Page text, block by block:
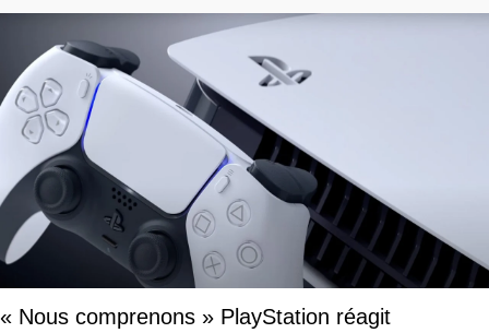
« Nous comprenons » PlayStation réagit